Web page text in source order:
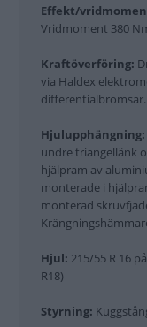
Effekt/
Vridmoment 380
Kraftöverföring:
via Haldex
differentialbromsar.
Hjulupphängning:
undre triangellänk
hjälpram av
monterade i
monterad
Hjul: 215/55 R 16
R18)
Styrning: